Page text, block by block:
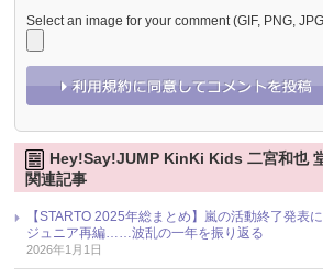
Select an image for your comment (GIF, PNG,
Hey!Say!JUMP KinKi Kids 二宮和也
関連記事
【STARTO 2025年総まとめ】嵐の活動終了発表
ジュニア再編……波乱の一年を振り返る
2026年1月1日